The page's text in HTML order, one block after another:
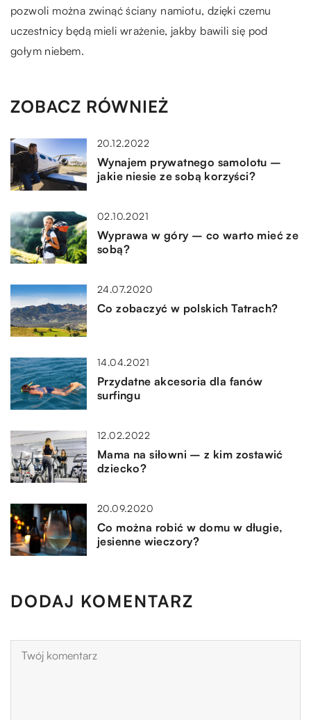
pozwoli można zwinąć ściany namiotu, dzięki czemu
uczestnicy będą mieli wrażenie, jakby bawili się pod
gołym niebem.
ZOBACZ RÓWNIEŻ
20.12.2022
Wynajem prywatnego samolotu –
jakie niesie ze sobą korzyści?
02.10.2021
Wyprawa w góry – co warto mieć ze
sobą?
24.07.2020
Co zobaczyć w polskich Tatrach?
14.04.2021
Przydatne akcesoria dla fanów
surfingu
12.02.2022
Mama na siłowni – z kim zostawić
dziecko?
20.09.2020
Co można robić w domu w długie,
jesienne wieczory?
DODAJ KOMENTARZ